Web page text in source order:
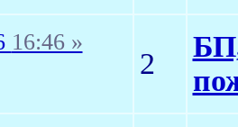
16:46 »
2